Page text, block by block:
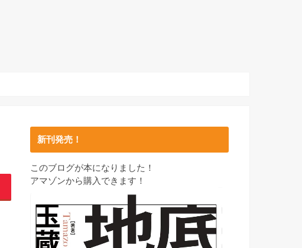
新刊発売！
このブログが本になりました！
アマゾンから購入できます！